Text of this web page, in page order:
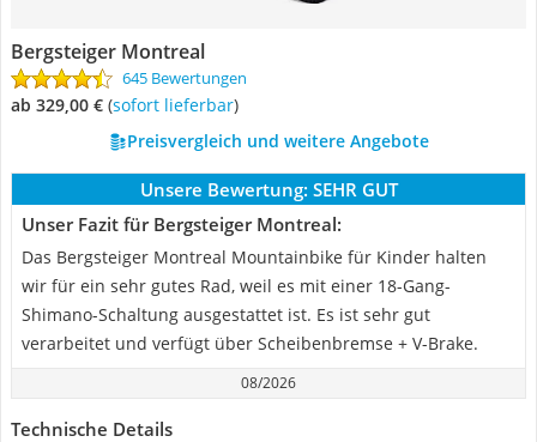
Bergsteiger Montreal
645 Bewertungen
ab 329,00 € ( Sofort lieferbar)
Preisvergleich und weitere Angebote
Unsere Bewertung: SEHR GUT
Unser Fazit für Bergsteiger Montreal:
Das Bergsteiger Montreal Mountainbike für Kinder halten
wir für ein sehr gutes Rad, weil es mit einer 18-Gang-
Shimano-Schaltung ausgestattet ist. Es ist sehr gut
verarbeitet und verfügt über Scheibenbremse + V-Brake.
08/2026
Technische Details